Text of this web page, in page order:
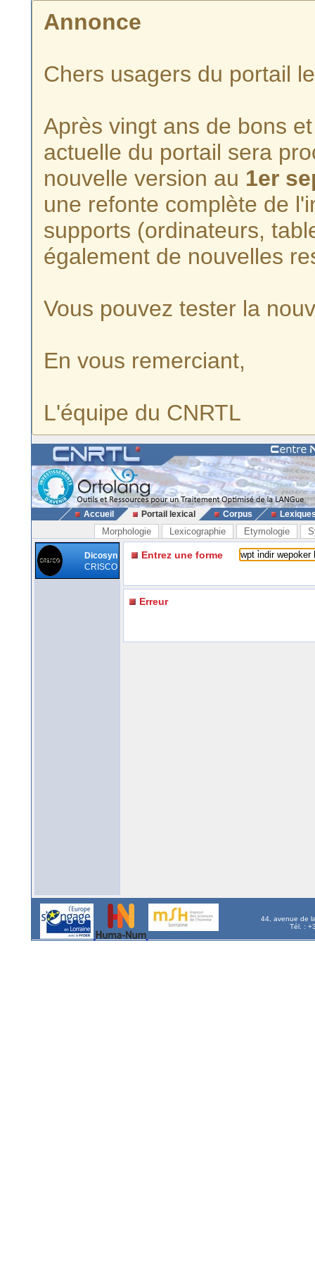
Annonce
Chers usagers du portail
Après vingt ans de bons
actuelle du portail sera
nouvelle version au 1er
une refonte complète de
supports (ordinateurs,
également de nouvelles
Vous pouvez tester la
En vous remerciant,
L'équipe du CNRTL
Accueil Portail lexical Corpus
Morphologie Lexicographie Etymologie
Dicosyn
CRISCO
Entrez une forme
Erreur
44, avenue de
Tél. :